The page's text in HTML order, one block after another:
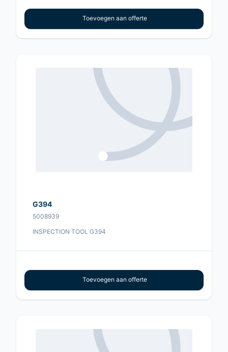
Toevoegen aan offerte
G394
5008939
INSPECTION TOOL G394
Toevoegen aan offerte